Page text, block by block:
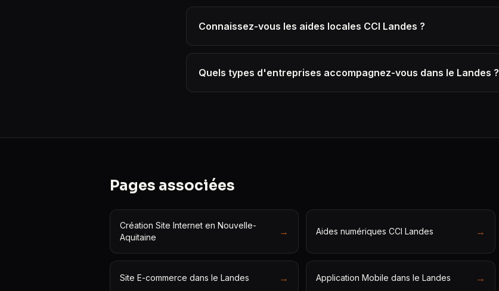
Connaissez-vous les aides locales CCI Landes ?
Quels types d'entreprises accompagnez-vous dans le Landes ?
Pages associées
Création Site Internet en Nouvelle-
Aquitaine
→ Aides numériques CCI Landes →
Site E-commerce dans le Landes → Application Mobile dans le Landes →